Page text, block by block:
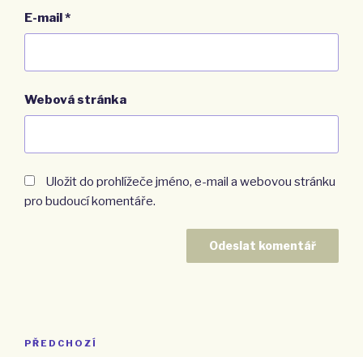
E-mail*
Webová stránka
Uložit do prohlížeče jméno, e-mail a webovou stránku
pro budoucí komentáře.
Navigace
Předchozí
PŘEDCHOZÍ